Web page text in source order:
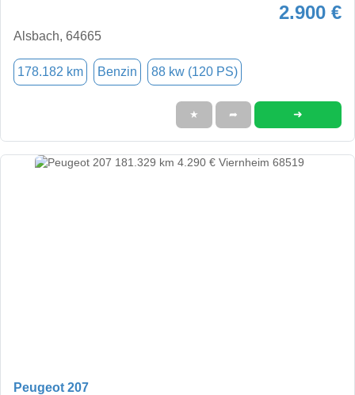
2.900 €
Alsbach, 64665
178.182 km Benzin 88 kw (120 PS)
★ ➦ ➜
Peugeot 207